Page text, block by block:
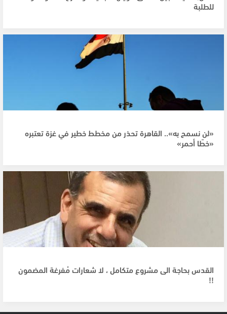
للطلبة
«لن نسمح به».. القاهرة تحذر من مخطط خطير في غزة تعتبره
«خطًا أحمر»
القدس بحاجة الى مشروع متكامل ، لا شعارات مُفرغة المضمون
!!